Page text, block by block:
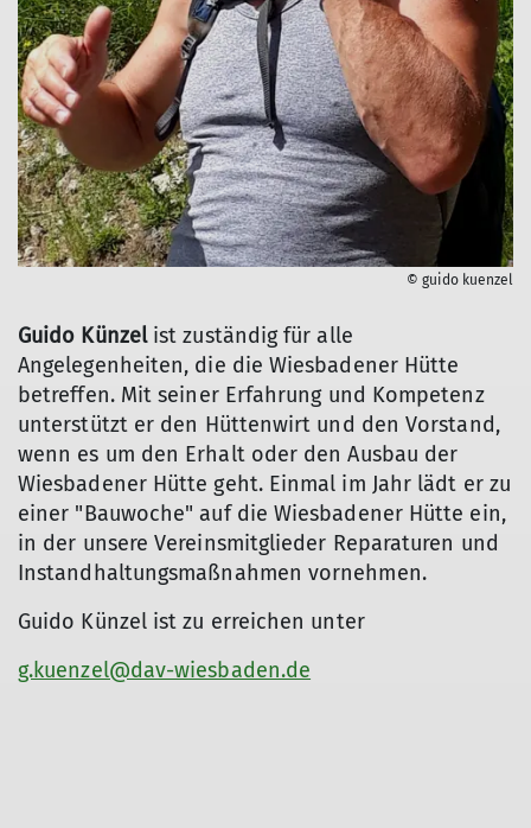
© guido kuenzel
Guido Künzelist zuständig für alle
Angelegenheiten, die die Wiesbadener Hütte
betreffen. Mit seiner Erfahrung und Kompetenz
unterstützt er den Hüttenwirt und den Vorstand,
wenn es um den Erhalt oder den Ausbau der
Wiesbadener Hütte geht. Einmal im Jahr lädt er zu
einer "Bauwoche" auf die Wiesbadener Hütte ein,
in der unsere Vereinsmitglieder Reparaturen und
Instandhaltungsmaßnahmen vornehmen.
Guido Künzel ist zu erreichen unter
g.kuenzel@dav-wiesbaden.de